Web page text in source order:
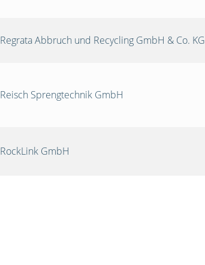
Regrata Abbruch und Recycling GmbH & Co. KG
Reisch Sprengtechnik GmbH
RockLink GmbH